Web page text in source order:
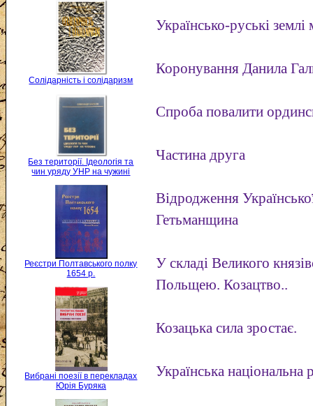
Солідарність і солідаризм
Без території. Ідеологія та
чин уряду УНР на чужині
Реєстри Полтавського полку
1654 р.
Вибрані поезії в перекладах
Юрія Буряка
Українсько-руські
Коронування Данила
Спроба повалити
Частина друга
Відродження
Гетьманщина
У складі Великого
Польщею. Козацтво..
Козацька сила зростає.
Українська національна